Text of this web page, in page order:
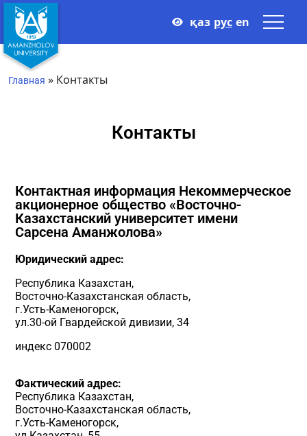
қаз рус en
Главная » Контакты
Контакты
Контактная информация Некоммерческое
акционерное общество «Восточно-
Казахстанский университет имени
Сарсена Аманжолова»
Юридический адрес:
Республика Казахстан,
Восточно-Казахстанская область,
г.Усть-Каменогорск,
ул.30-ой Гвардейской дивизии, 34
индекс 070002
Фактический адрес:
Республика Казахстан,
Восточно-Казахстанская область,
г.Усть-Каменогорск,